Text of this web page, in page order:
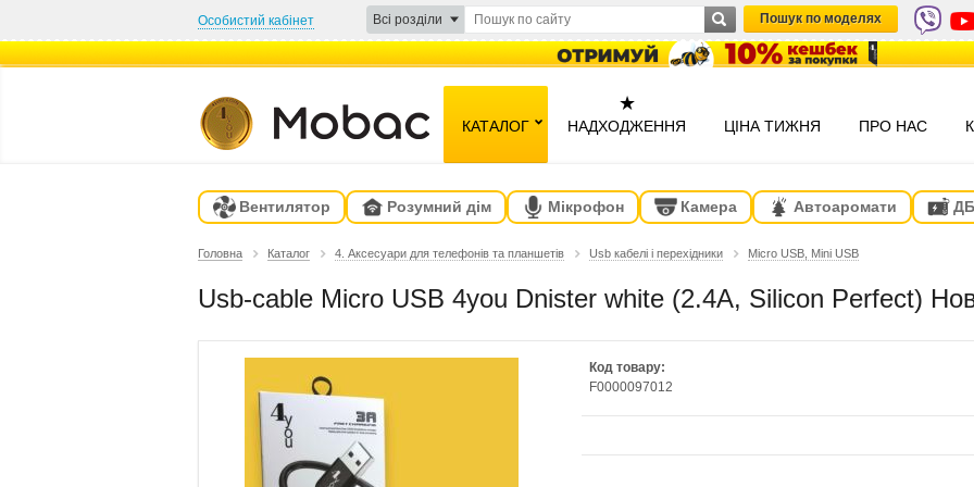
Особистий кабінет Всі розділи Пошук по моделях
КАТАЛОГ
★
НАДХОДЖЕННЯ ЦІНА ТИЖНЯ ПРО НАС
Вентилятор Розумний дім Мікрофон Камера Автоаромати
Головна Каталог 4. Аксесуари для телефонів та планшетів Usb кабелі і перехідники Micro USB, Mini USB
Usb-cable Micro USB 4you Dnister white (2.4A, Silicon Perfect)
Код товару:
F0000097012